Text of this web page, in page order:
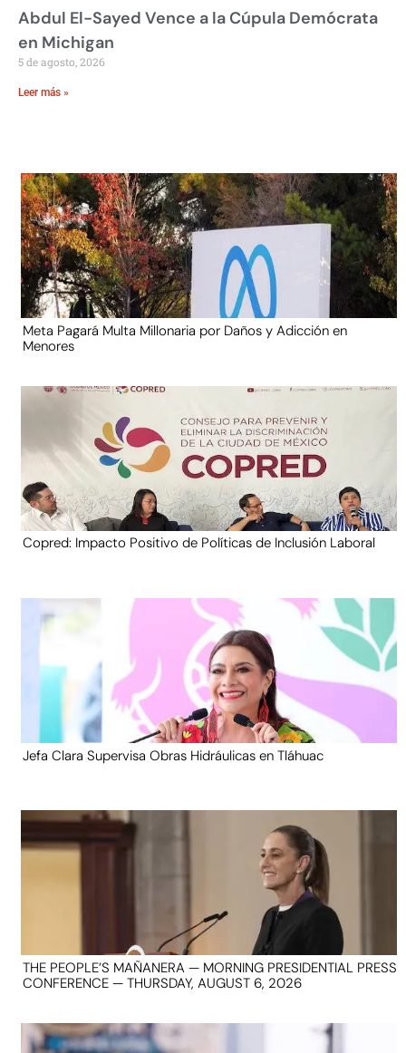
Abdul El-Sayed Vence a la Cúpula Demócrata
en Michigan
5 de agosto, 2026
Leer más »
Meta Pagará Multa Millonaria por Daños y Adicción en
Menores
Copred: Impacto Positivo de Políticas de Inclusión Laboral
Jefa Clara Supervisa Obras Hidráulicas en Tláhuac
THE PEOPLE’S MAÑANERA — MORNING PRESIDENTIAL PRESS
CONFERENCE — THURSDAY, AUGUST 6, 2026